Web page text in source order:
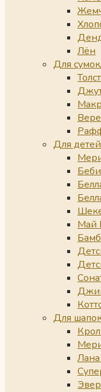
Лён
Для
Для
Май
Для